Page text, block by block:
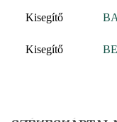
Kisegítő
Kisegítő